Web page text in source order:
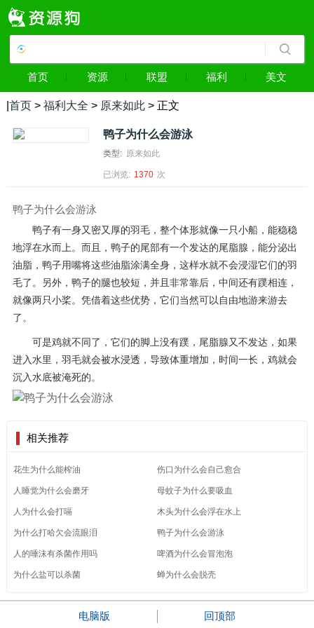
首页 资源 联盟 福利 美文
首页> 福利大全 > 原来如此> 正文
鸭子为什么会游泳
类型: 原来如此
已浏览: 1370 次
鸭子为什么会游泳
鸭子有一身又密又厚的羽毛，整个体形就像一只小船，能稳稳
地浮在水而上。而且，鸭子的尾部有一个发达的尾脂腺，能分泌出
油脂，鸭子用嘴将这些油脂涂满全身，这样水就不会浸湿它们的羽
毛了。另外，鸭子的腿也较短，并且非常靠后，中间还有蹼相连，
就像两只小桨。凭借着这些优势，它们当然可以自由地游来游去
了。
可是鸡就不同了，它们的脚上没有蹼，尾脂腺又不发达，如果
进入水里，羽毛就会被水浸透，导致体重增加，时间一长，鸡就会
沉入水底被淹死的。
相关推荐
花生为什么能榨油 伤口为什么会自己愈合
人睡觉为什么会磨牙 母蚊子为什么要吸血
人为什么会打嗝 木头为什么会浮在水上
为什么打哈欠会流眼泪 鸭子为什么会游泳
人的唾沫有杀菌作用吗 啤酒为什么会冒泡泡
为什么盐可以杀菌 蝉为什么会脱壳
电脑版 回顶部